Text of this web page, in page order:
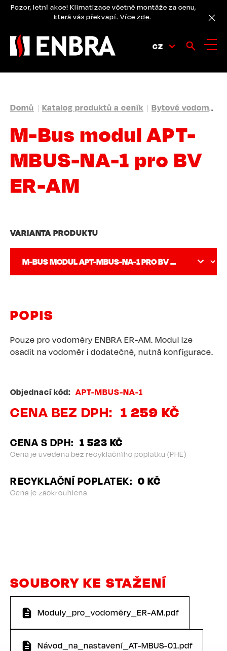
PřejítPozor, letní akce! Klimatizace včetně montáže za cenu,
která vás překvapí. Více zde.
CZ
DROBEČKOVÁ
NAVIGACE
Domů Katalog produktů a ceník Bytové vodoměry
M-Bus modul APT-
MBUS-NA-1 pro BV
ER-AM
VARIANTA PRODUKTU
POPIS
Pouze pro vodoměry ENBRA ER-AM. Modul lze
osadit na vodoměr i dodatečně, nutná konfigurace.
Objednací kód APT-MBUS-NA-1
CENA BEZ DPH 1 259 KČ
CENA S DPH 1 523 KČ
Cena je uvedena bez recyklačního poplatku (PHE)
RECYKLAČNÍ POPLATEK 0 KČ
Cena je zaokrouhlena
SOUBORY KE STAŽENÍ
Moduly_pro_vodoměry_ER-AM.pdf
Návod_na_nastavení_AT-MBUS-01.pdf